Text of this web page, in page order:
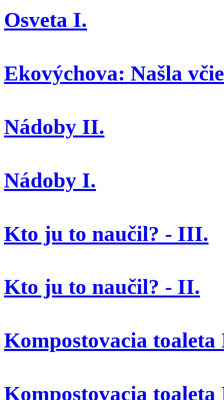
Osveta I.
Ekovýchova: Našla
Nádoby II.
Nádoby I.
Kto ju to naučil? - III.
Kto ju to naučil? - II.
Kompostovacia
Kompostovacia